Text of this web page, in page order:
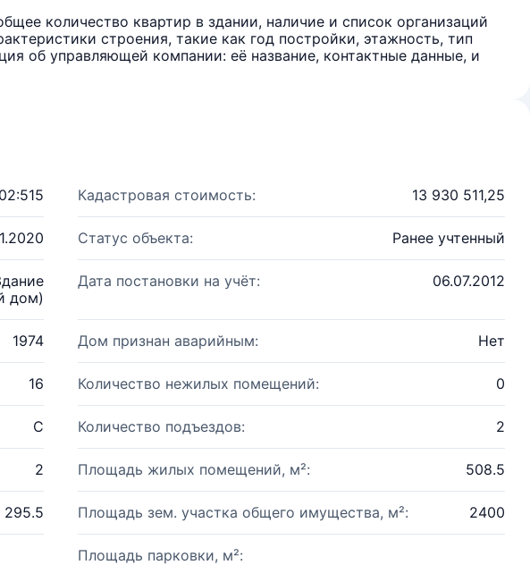
количество квартир в здании, наличие и список организаций
строения, такие как год постройки, этажность, тип
об управляющей компании: её название, контактные данные, и
Кадастровая стоимость: 13 930 511,25
Статус объекта: Ранее учтенный
дом)
Дата постановки на учёт: 06.07.2012
1974 Дом признан аварийным: Нет
16 Количество нежилых помещений: 0
C Количество подъездов: 2
2 Площадь жилых помещений, м²: 508.5
295.5 Площадь зем. участка общего имущества, м²: 2400
Площадь парковки, м²: